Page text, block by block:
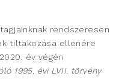
rendszeresen
tiltakozása ellenére
év végén
1995. évi LVII. törvény